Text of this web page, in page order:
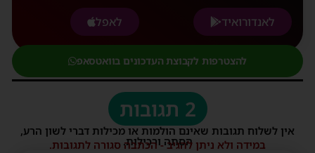
לאנדורואיד
לאפל
להצטרפות לקבוצת העדכונים בוואטסאפ
2 תגובות
אין לשלוח תגובות שאינם הולמות או מכילות דברי לשון הרע,
הסתה ורכילות.
במידה ולא ניתן להגיב - הכתבה סגורה לתגובות.